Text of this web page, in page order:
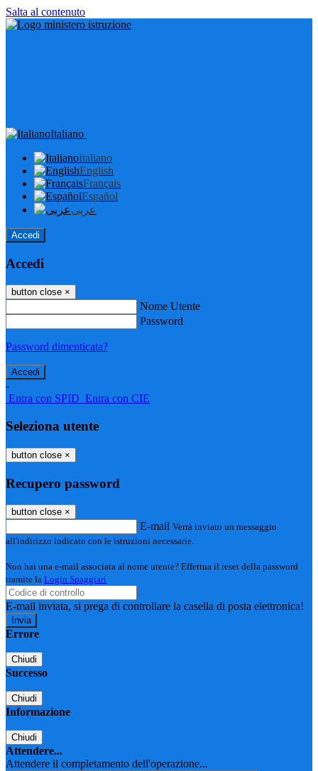
Salta al contenuto
Italiano
Italiano
English
Français
Español
عربى
Accedi
Accedi
button close ×
Nome Utente
Password
Password dimenticata?
-
Entra con SPID Entra con CIE
Seleziona utente
button close ×
Recupero password
button close ×
E-mail Verrà inviato un messaggio
all'indirizzo indicato con le istruzioni necessarie.
Non hai una e-mail associata al nome utente? Effettua il reset della password
tramite la Login Spaggiari
E-mail inviata, si prega di controllare la casella di posta elettronica!
Errore
Chiudi
Successo
Chiudi
Informazione
Chiudi
Attendere...
Attendere il completamento dell'operazione...